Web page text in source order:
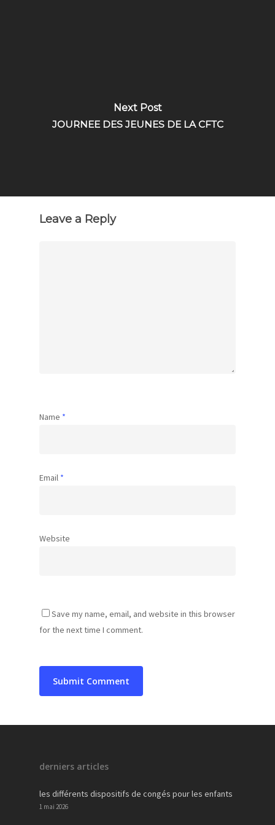
Next Post
JOURNEE DES JEUNES DE LA CFTC
Leave a Reply
Name *
Email *
Website
Save my name, email, and website in this browser
for the next time I comment.
derniers articles
les différents dispositifs de congés pour les enfants
1 mai 2026